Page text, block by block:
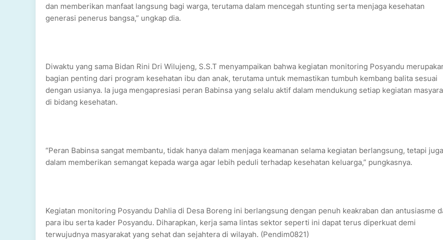
dan memberikan manfaat langsung bagi warga, terutama dalam mencegah stunting serta menjaga kesehatan
generasi penerus bangsa,” ungkap dia.
Diwaktu yang sama Bidan Rini Dri Wilujeng, S.S.T menyampaikan bahwa kegiatan monitoring Posyandu
bagian penting dari program kesehatan ibu dan anak, terutama untuk memastikan tumbuh kembang balita sesuai
dengan usianya. Ia juga mengapresiasi peran Babinsa yang selalu aktif dalam mendukung setiap kegiatan
di bidang kesehatan.
“Peran Babinsa sangat membantu, tidak hanya dalam menjaga keamanan selama kegiatan berlangsung, tetapi juga
dalam memberikan semangat kepada warga agar lebih peduli terhadap kesehatan keluarga,” pungkasnya.
Kegiatan monitoring Posyandu Dahlia di Desa Boreng ini berlangsung dengan penuh keakraban dan antusiasme
para ibu serta kader Posyandu. Diharapkan, kerja sama lintas sektor seperti ini dapat terus diperkuat demi
terwujudnya masyarakat yang sehat dan sejahtera di wilayah. (Pendim0821)